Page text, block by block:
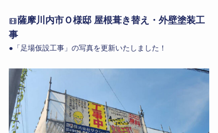
薩摩川内市Ｏ様邸 屋根葺き替え・外壁塗装工
事
●「足場仮設工事」の写真を更新いたしました！